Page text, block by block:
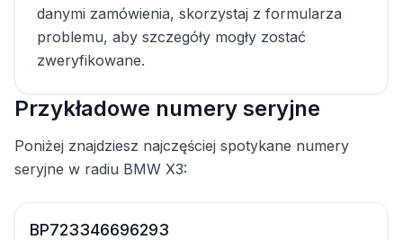
danymi zamówienia, skorzystaj z formularza
problemu, aby szczegóły mogły zostać
zweryfikowane.
Przykładowe numery seryjne
Poniżej znajdziesz najczęściej spotykane numery
seryjne w radiu BMW X3:
BP723346696293